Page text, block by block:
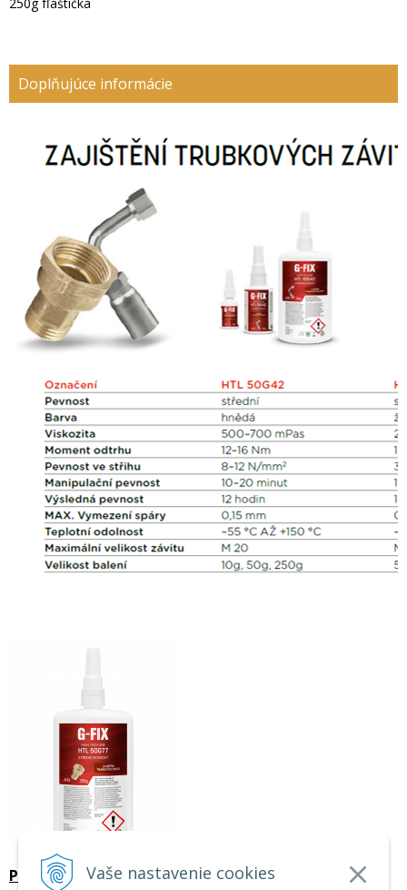
Vaše nastavenie cookies
Doplňujúce informácie
Priemyselné lepidlo na zaistenie závitov HTL 50G77